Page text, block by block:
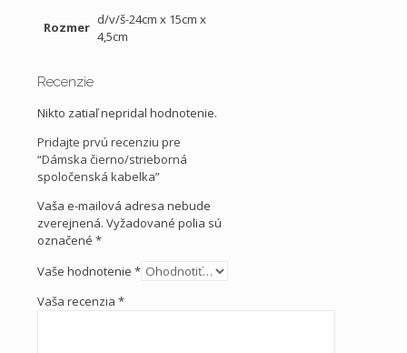
Rozmer d/v/š-24cm x 15cm x
4,5cm
Recenzie
Nikto zatiaľ nepridal hodnotenie.
Pridajte prvú recenziu pre
“Dámska čierno/strieborná
spoločenská kabelka”
Vaša e-mailová adresa nebude
zverejnená. Vyžadované polia sú
označené *
Vaše hodnotenie *
Vaša recenzia *